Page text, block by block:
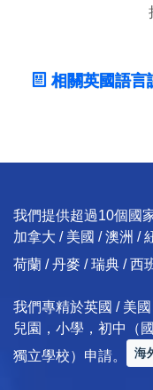
相關英國語言
我們提供超過10個國
加拿大 / 美國 / 澳洲 /
荷蘭 / 丹麥 / 瑞典 / 西
我們專精於英國 / 美
兒園，小學，初中（
獨立學校）申請。
海